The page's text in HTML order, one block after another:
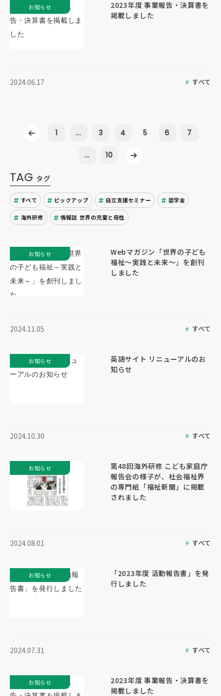
2023年度 事業報告・決算書を
掲載しました
2024.06.17 すべて
お知らせ
1 ... 3 4 5 6 7
... 10
TAG タグ
すべて ピックアップ 自立支援セミナー 奨学金
海外研修 情報誌 世界の児童と母性
Webマガジン「世界の子ども
福祉～実践と未来～」を創刊
しました
2024.11.05 すべて
お知らせ
英語サイト リニューアルのお
知らせ
2024.10.30 すべて
お知らせ
第48回海外研修 こども家庭庁
報告会の様子が、社会福祉界
の専門紙「福祉新聞」に掲載
されました
2024.08.01 すべて
お知らせ
「2023年度 活動報告書」を発
行しました
2024.07.31 すべて
お知らせ
2023年度 事業報告・決算書を
掲載しました
お知らせ